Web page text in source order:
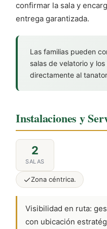
confirmar la sala y
entrega garantizada.
Las familias pueden
salas de velatorio y
directamente al
Instalaciones y
2
SALAS
Zona céntrica.
Visibilidad en ruta:
con ubicación